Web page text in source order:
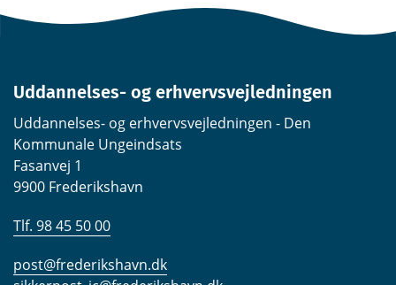
Uddannelses- og erhvervsvejledningen
Uddannelses- og erhvervsvejledningen - Den
Kommunale Ungeindsats
Fasanvej 1
9900 Frederikshavn
Tlf. 98 45 50 00
post@frederikshavn.dk